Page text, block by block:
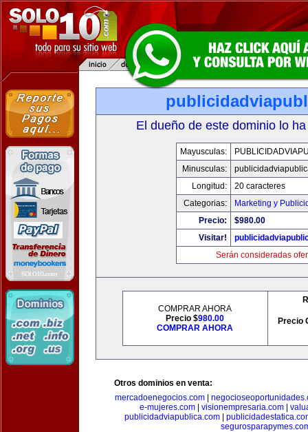
El dueño de este dominio lo
Mayusculas:
Minusculas:
Longitud:
20 caracteres
Categorias:
Marketing y
Precio:
$980.00
Visitar!
Serán consideradas
COMPRAR AHORA
Precio $980.00
COMPRAR AHORA
Precio
Otros dominios en venta:
mercadoenegocios.com
e-mujeres.com
visionempresaria.com
publicidadviapublica.com